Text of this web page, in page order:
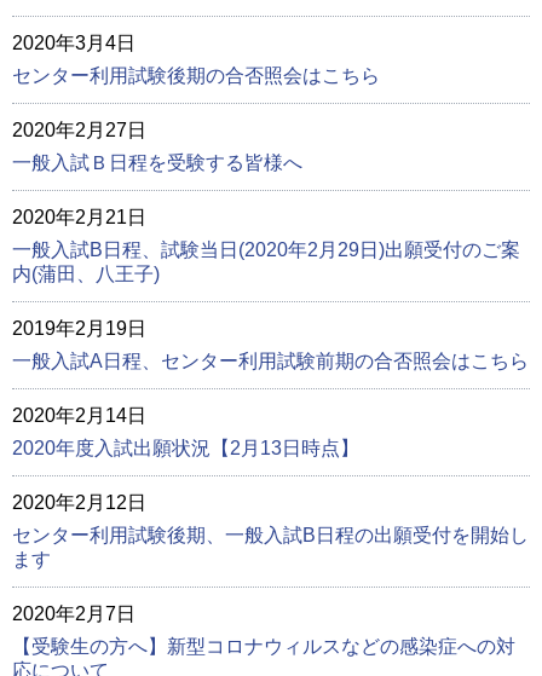
2020年3月4日
センター利用試験後期の合否照会はこちら
2020年2月27日
一般入試Ｂ日程を受験する皆様へ
2020年2月21日
一般入試B日程、試験当日(2020年2月29日)出願受付のご案
内(蒲田、八王子)
2019年2月19日
一般入試A日程、センター利用試験前期の合否照会はこちら
2020年2月14日
2020年度入試出願状況【2月13日時点】
2020年2月12日
センター利用試験後期、一般入試B日程の出願受付を開始し
ます
2020年2月7日
【受験生の方へ】新型コロナウィルスなどの感染症への対
応について